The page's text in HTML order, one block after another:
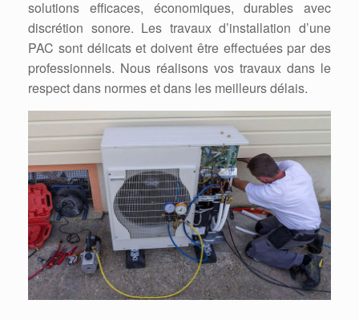
solutions efficaces, économiques, durables avec
discrétion sonore. Les travaux d’installation d’une
PAC sont délicats et doivent être effectuées par des
professionnels. Nous réalisons vos travaux dans le
respect dans normes et dans les meilleurs délais.